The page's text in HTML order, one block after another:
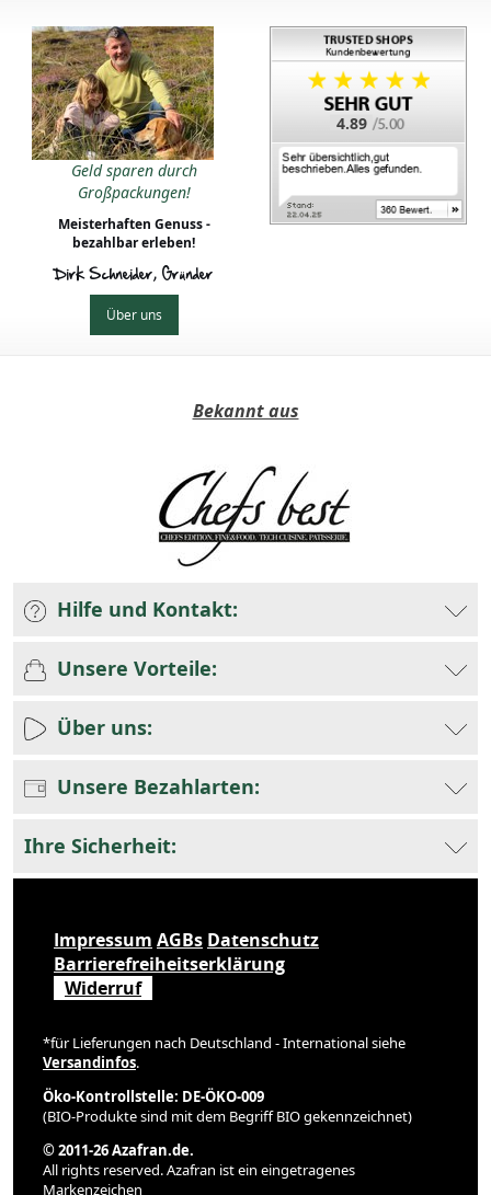
Geld sparen durch
Großpackungen!
Meisterhaften Genuss -
bezahlbar erleben!
Dirk Schneider, Gründer
Über uns
4.89
Bekannt aus
Hilfe und Kontakt:
Unsere Vorteile:
Über uns:
Unsere Bezahlarten:
Ihre Sicherheit:
Impressum AGBs Datenschutz
Barrierefreiheitserklärung
Widerruf
*für Lieferungen nach Deutschland - International siehe
Versandinfos.
Öko-Kontrollstelle: DE-ÖKO-009
(BIO-Produkte sind mit dem Begriff BIO gekennzeichnet)
© 2011-26 Azafran.de.
All rights reserved. Azafran ist ein eingetragenes
Markenzeichen